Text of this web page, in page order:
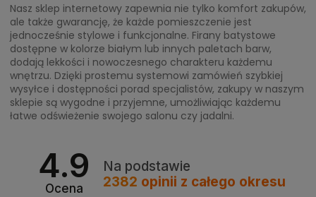
Nasz sklep internetowy zapewnia nie tylko komfort zakupów,
ale także gwarancję, że każde pomieszczenie jest
jednocześnie stylowe i funkcjonalne. Firany batystowe
dostępne w kolorze białym lub innych paletach barw,
dodają lekkości i nowoczesnego charakteru każdemu
wnętrzu. Dzięki prostemu systemowi zamówień szybkiej
wysyłce i dostępności porad specjalistów, zakupy w naszym
sklepie są wygodne i przyjemne, umożliwiając każdemu
łatwe odświeżenie swojego salonu czy jadalni.
4.9
Ocena
Na podstawie
2382 opinii z całego okresu